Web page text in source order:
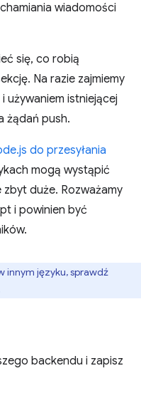
wiadomości
się, co robią
Na razie zajmiemy
używaniem istniejącej
żądań push.
do przesyłania
mogą wystąpić
duże. Rozważamy
i powinien być
innym języku, sprawdź
backendu i zapisz